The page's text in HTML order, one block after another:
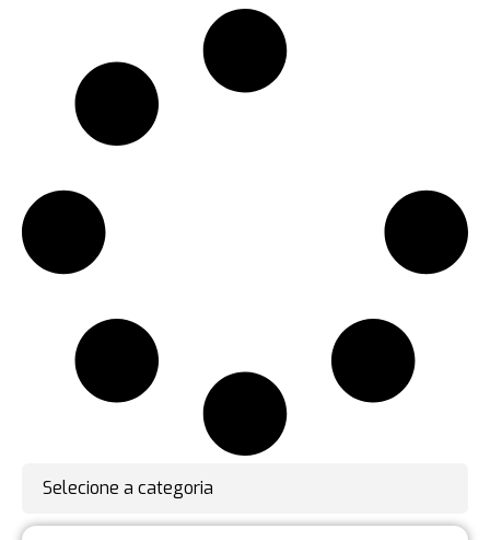
Selecione a categoria